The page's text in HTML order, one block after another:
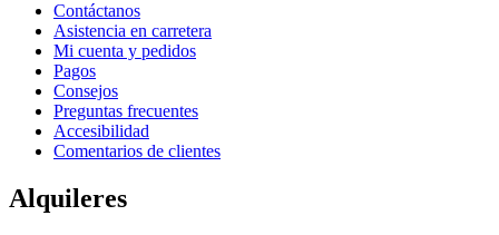
Contáctanos
Asistencia en carretera
Mi cuenta y pedidos
Pagos
Consejos
Preguntas frecuentes
Accesibilidad
Comentarios de clientes
Alquileres